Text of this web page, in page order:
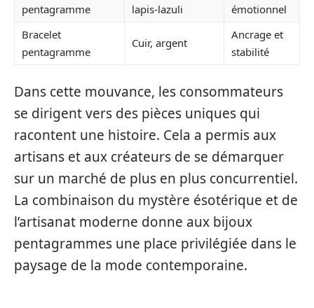
pentagramme
lapis-lazuli
émotionnel
Bracelet
pentagramme
Cuir, argent
Ancrage et
stabilité
Dans cette mouvance, les consommateurs
se dirigent vers des pièces uniques qui
racontent une histoire. Cela a permis aux
artisans et aux créateurs de se démarquer
sur un marché de plus en plus concurrentiel.
La combinaison du mystère ésotérique et de
l’artisanat moderne donne aux bijoux
pentagrammes une place privilégiée dans le
paysage de la mode contemporaine.